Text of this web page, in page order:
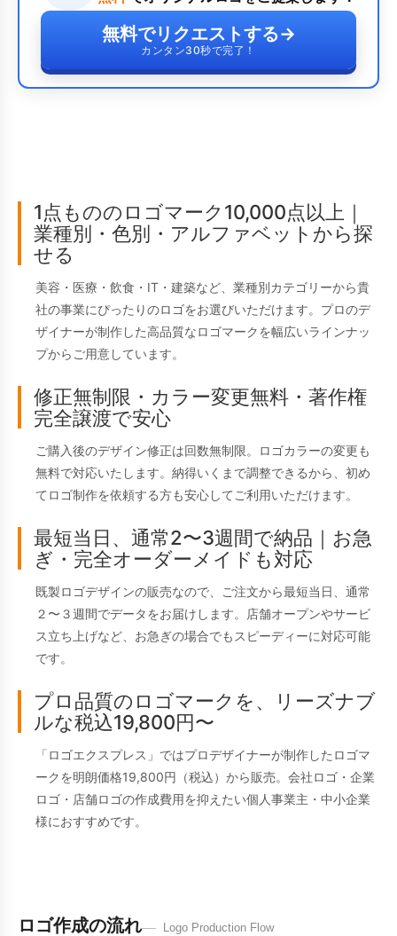
無料でリクエストする→
カンタン30秒で完了！
1点もののロゴマーク10,000点以上｜
業種別・色別・アルファベットから探
せる
美容・医療・飲食・IT・建築など、業種別カテゴリーから貴
社の事業にぴったりのロゴをお選びいただけます。プロのデ
ザイナーが制作した高品質なロゴマークを幅広いラインナッ
プからご用意しています。
修正無制限・カラー変更無料・著作権
完全譲渡で安心
ご購入後のデザイン修正は回数無制限。ロゴカラーの変更も
無料で対応いたします。納得いくまで調整できるから、初め
てロゴ制作を依頼する方も安心してご利用いただけます。
最短当日、通常2〜3週間で納品｜お急
ぎ・完全オーダーメイドも対応
既製ロゴデザインの販売なので、ご注文から最短当日、通常
２〜３週間でデータをお届けします。店舗オープンやサービ
ス立ち上げなど、お急ぎの場合でもスピーディーに対応可能
です。
プロ品質のロゴマークを、リーズナブ
ルな税込19,800円〜
「ロゴエクスプレス」ではプロデザイナーが制作したロゴマ
ークを明朗価格19,800円（税込）から販売。会社ロゴ・企業
ロゴ・店舗ロゴの作成費用を抑えたい個人事業主・中小企業
様におすすめです。
ロゴ作成の流れ Logo Production Flow